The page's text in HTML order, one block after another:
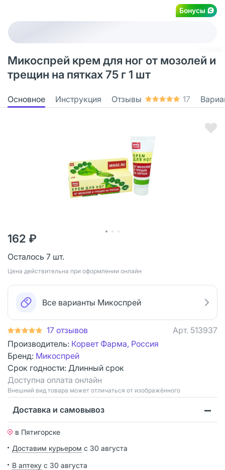
Бонусы
Микоспрей крем для ног от мозолей и
трещин на пятках 75 г 1 шт
Основное Инструкция Отзывы 17
162 ₽
Осталось 7 шт.
Цена действительна при оформлении онлайн
Все варианты Микоспрей
17 отзывов Арт. 513937
Производитель: Корвет Фарма, Россия
Бренд: Микоспрей
Срок годности: Длинный срок
Доступна оплата онлайн
Bнешний вид товара может отличаться от изображённого
Доставка и самовывоз
в Пятигорске
Доставим курьером с 30 августа
В аптеку с 30 августа